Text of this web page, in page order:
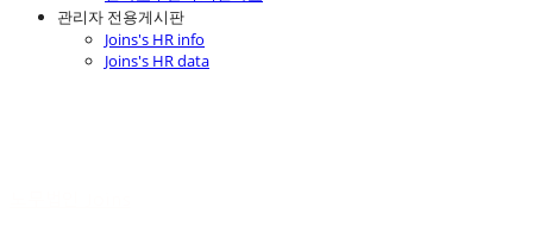
관리자 전용게시판
Joins's HR info
Joins's HR data